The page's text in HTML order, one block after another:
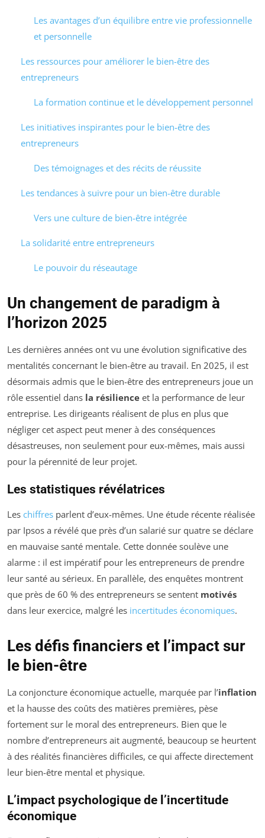
Les avantages d’un équilibre entre vie professionnelle
et personnelle
Les ressources pour améliorer le bien-être des
entrepreneurs
La formation continue et le développement personnel
Les initiatives inspirantes pour le bien-être des
entrepreneurs
Des témoignages et des récits de réussite
Les tendances à suivre pour un bien-être durable
Vers une culture de bien-être intégrée
La solidarité entre entrepreneurs
Le pouvoir du réseautage
Un changement de paradigm à
l’horizon 2025
Les dernières années ont vu une évolution significative des
mentalités concernant le bien-être au travail. En 2025, il est
désormais admis que le bien-être des entrepreneurs joue un
rôle essentiel dans la résilience et la performance de leur
entreprise. Les dirigeants réalisent de plus en plus que
négliger cet aspect peut mener à des conséquences
désastreuses, non seulement pour eux-mêmes, mais aussi
pour la pérennité de leur projet.
Les statistiques révélatrices
Les chiffres parlent d’eux-mêmes. Une étude récente réalisée
par Ipsos a révélé que près d’un salarié sur quatre se déclare
en mauvaise santé mentale. Cette donnée soulève une
alarme : il est impératif pour les entrepreneurs de prendre
leur santé au sérieux. En parallèle, des enquêtes montrent
que près de 60 % des entrepreneurs se sentent motivés
dans leur exercice, malgré les incertitudes économiques.
Les défis financiers et l’impact sur
le bien-être
La conjoncture économique actuelle, marquée par l’inflation
et la hausse des coûts des matières premières, pèse
fortement sur le moral des entrepreneurs. Bien que le
nombre d’entrepreneurs ait augmenté, beaucoup se heurtent
à des réalités financières difficiles, ce qui affecte directement
leur bien-être mental et physique.
L’impact psychologique de l’incertitude
économique